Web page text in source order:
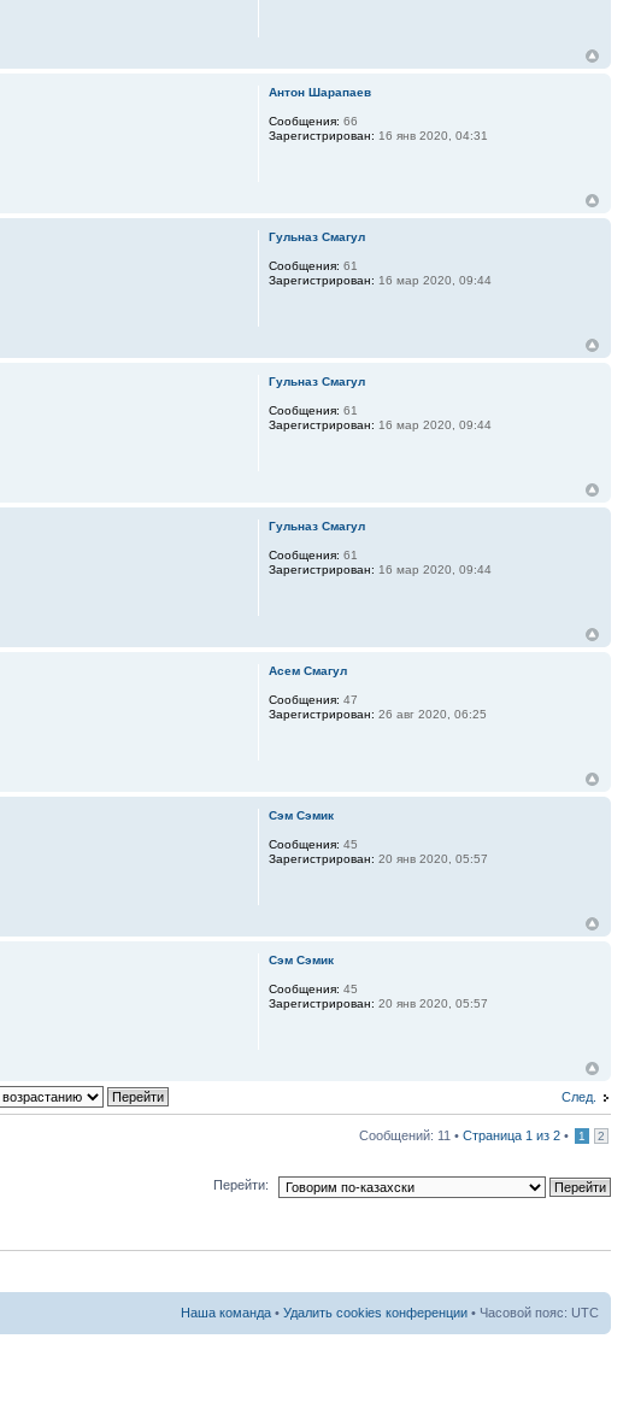
Антон Шарапаев
Сообщения: 66
Зарегистрирован: 16 янв 2020, 04:31
Гульназ Смагул
Сообщения: 61
Зарегистрирован: 16 мар 2020, 09:44
Гульназ Смагул
Сообщения: 61
Зарегистрирован: 16 мар 2020, 09:44
Гульназ Смагул
Сообщения: 61
Зарегистрирован: 16 мар 2020, 09:44
Асем Смагул
Сообщения: 47
Зарегистрирован: 26 авг 2020, 06:25
Сэм Сэмик
Сообщения: 45
Зарегистрирован: 20 янв 2020, 05:57
Сэм Сэмик
Сообщения: 45
Зарегистрирован: 20 янв 2020, 05:57
След.
Сообщений: 11 • Страница 1 из 2 • 1 2
Перейти:
Наша команда • Удалить cookies конференции • Часовой пояс: UTC